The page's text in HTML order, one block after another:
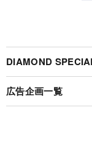
DIAMOND
広告企画一覧